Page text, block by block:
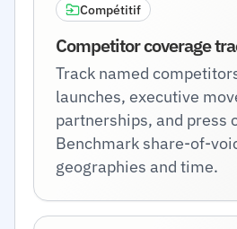
Compétitif
Competitor coverage
Track named
launches, executive
partnerships, and press
Benchmark share-of-
geographies and time.